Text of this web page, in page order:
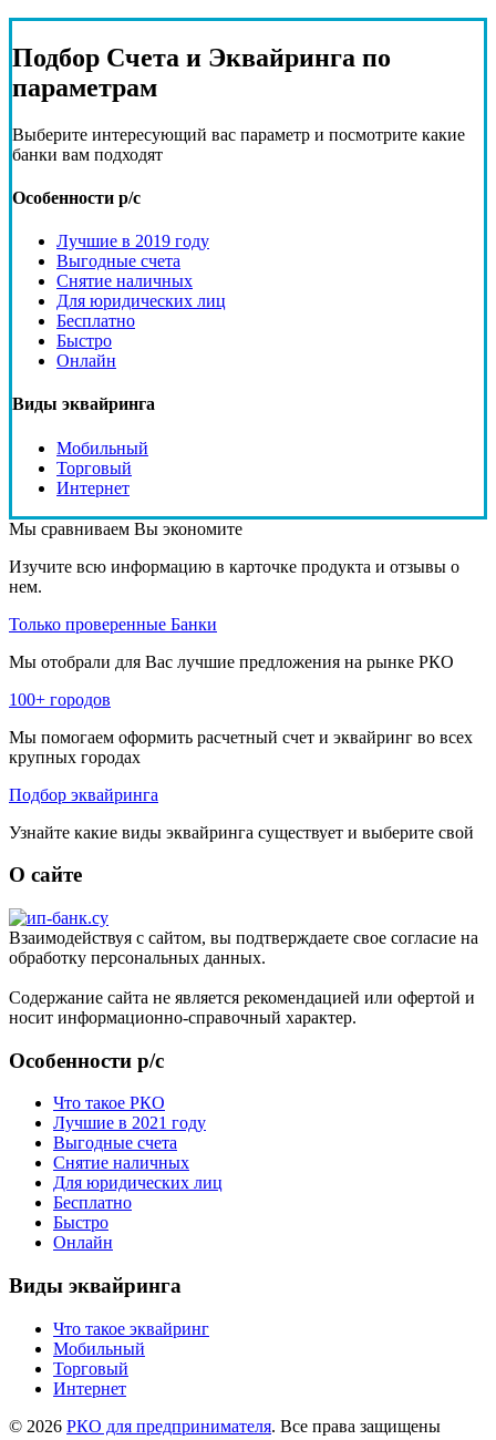
Подбор Счета и Эквайринга по
параметрам
Выберите интересующий вас параметр и посмотрите какие
банки вам подходят
Особенности р/с
Лучшие в 2019 году
Выгодные счета
Снятие наличных
Для юридических лиц
Бесплатно
Быстро
Онлайн
Виды эквайринга
Мобильный
Торговый
Интернет
Мы сравниваем Вы экономите
Изучите всю информацию в карточке продукта и отзывы о
нем.
Только проверенные Банки
Мы отобрали для Вас лучшие предложения на рынке РКО
100+ городов
Мы помогаем оформить расчетный счет и эквайринг во всех
крупных городах
Подбор эквайринга
Узнайте какие виды эквайринга существует и выберите свой
О сайте
Взаимодействуя с сайтом, вы подтверждаете свое согласие на
обработку персональных данных.
Содержание сайта не является рекомендацией или офертой и
носит информационно-справочный характер.
Особенности р/с
Что такое РКО
Лучшие в 2021 году
Выгодные счета
Снятие наличных
Для юридических лиц
Бесплатно
Быстро
Онлайн
Виды эквайринга
Что такое эквайринг
Мобильный
Торговый
Интернет
© 2026 РКО для предпринимателя. Все права защищены